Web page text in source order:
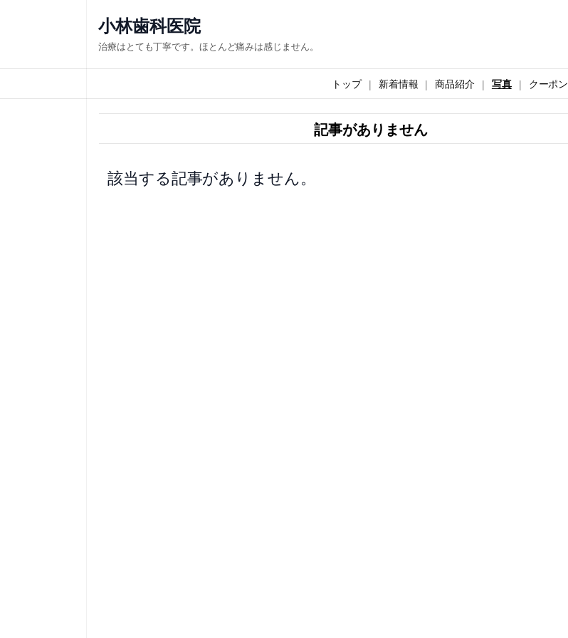
ス
キ
小林歯科医院
治療はとても丁寧です。ほとんど痛みは感じません。
トップ 新着情報 商品紹介 写真 クーポン
記事がありません
該当する記事がありません。